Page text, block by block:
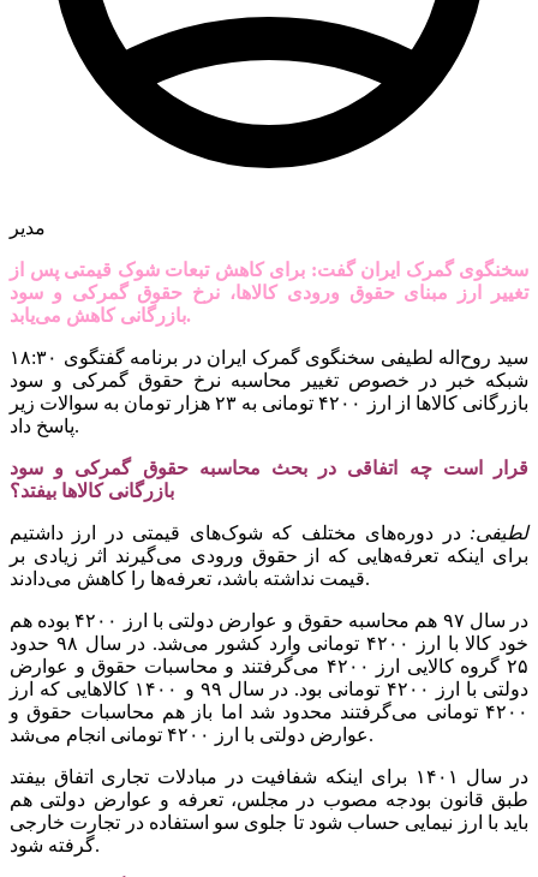
مدیر
سخنگوی گمرک ایران گفت: برای کاهش تبعات شوک قیمتی پس از
تغییر ارز مبنای حقوق ورودی کالاها، نرخ حقوق گمرکی و سود
بازرگانی کاهش می‌یابد.
سید روح‌اله لطیفی سخنگوی گمرک ایران در برنامه گفتگوی ۱۸:۳۰
شبکه خبر در خصوص تغییر محاسبه نرخ حقوق گمرکی و سود
بازرگانی کالاها از ارز ۴۲۰۰ تومانی به ۲۳ هزار تومان به سوالات زیر
پاسخ داد.
قرار است چه اتفاقی در بحث محاسبه حقوق گمرکی و سود
بازرگانی کالاها بیفتد؟
لطیفی: در دوره‌های مختلف که شوک‌های قیمتی در ارز داشتیم
برای اینکه تعرفه‌هایی که از حقوق ورودی می‌گیرند اثر زیادی بر
قیمت نداشته باشد، تعرفه‌ها را کاهش می‌دادند.
در سال ۹۷ هم محاسبه حقوق و عوارض دولتی با ارز ۴۲۰۰ بوده هم
خود کالا با ارز ۴۲۰۰ تومانی وارد کشور می‌شد. در سال ۹۸ حدود
۲۵ گروه کالایی ارز ۴۲۰۰ می‌گرفتند و محاسبات حقوق و عوارض
دولتی با ارز ۴۲۰۰ تومانی بود. در سال ۹۹ و ۱۴۰۰ کالاهایی که ارز
۴۲۰۰ تومانی می‌گرفتند محدود شد اما باز هم محاسبات حقوق و
عوارض دولتی با ارز ۴۲۰۰ تومانی انجام می‌شد.
در سال ۱۴۰۱ برای اینکه شفافیت در مبادلات تجاری اتفاق بیفتد
طبق قانون بودجه مصوب در مجلس، تعرفه و عوارض دولتی هم
باید با ارز نیمایی حساب شود تا جلوی سو استفاده در تجارت خارجی
گرفته شود.